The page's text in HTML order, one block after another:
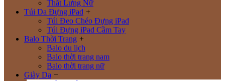
Thắt Lưng Nữ
Túi Da Đựng iPad +
Túi Đeo Chéo Đựng iPad
Túi Đựng iPad Cầm Tay
Balo Thời Trang +
Balo du lịch
Balo thời trang nam
Balo thời trang nữ
Giày Da +